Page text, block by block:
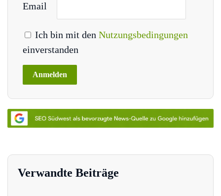
Email
Ich bin mit den Nutzungsbedingungen
einverstanden
Verwandte Beiträge